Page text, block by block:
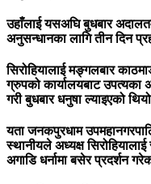
उहाँलाई यसअघि बुधबार
अनुसन्धानका लागि तीन दिन
सिरोहियालाई मङ्गलबार
ग्रुपको कार्यालयबाट उपत्यका
गरी बुधबार धनुषा ल्याइएको
यता जनकपुरधाम
स्थानीयले अध्यक्ष
अगाडि धर्नामा बसेर प्रदर्शन